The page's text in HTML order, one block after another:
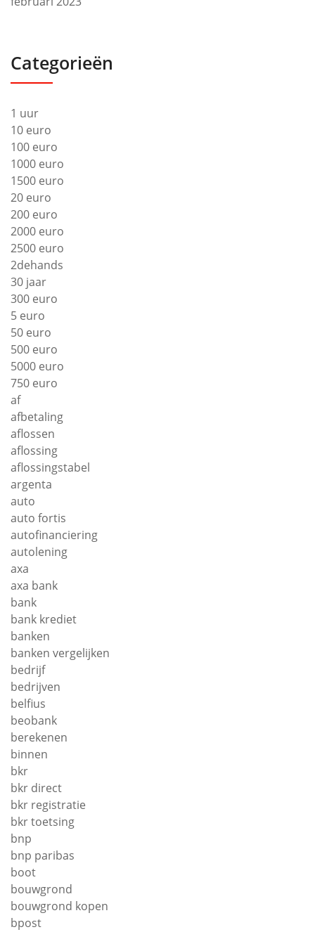
Categorieën
1 uur
10 euro
100 euro
1000 euro
1500 euro
20 euro
200 euro
2000 euro
2500 euro
2dehands
30 jaar
300 euro
5 euro
50 euro
500 euro
5000 euro
750 euro
af
afbetaling
aflossen
aflossing
aflossingstabel
argenta
auto
auto fortis
autofinanciering
autolening
axa
axa bank
bank
bank krediet
banken
banken vergelijken
bedrijf
bedrijven
belfius
beobank
berekenen
binnen
bkr
bkr direct
bkr registratie
bkr toetsing
bnp
bnp paribas
boot
bouwgrond
bouwgrond kopen
bpost